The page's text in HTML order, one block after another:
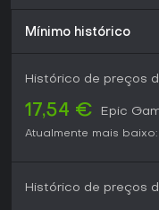
Mínimo histórico
Histórico de preços
17,54 € Epic
Atualmente mais baixo:
Histórico de preços